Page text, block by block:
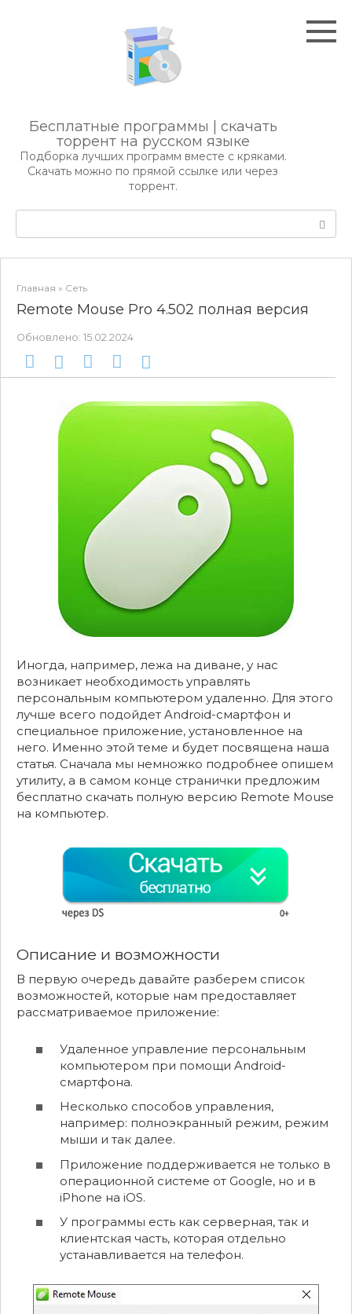
Бесплатные программы | скачать
торрент на русском языке
Подборка лучших программ вместе с кряками.
Скачать можно по прямой ссылке или через
торрент.
Главная » Сеть
Remote Mouse Pro 4.502 полная версия
Обновлено: 15.02.2024
Иногда, например, лежа на диване, у нас
возникает необходимость управлять
персональным компьютером удаленно. Для этого
лучше всего подойдет Android-смартфон и
специальное приложение, установленное на
него. Именно этой теме и будет посвящена наша
статья. Сначала мы немножко подробнее опишем
утилиту, а в самом конце странички предложим
бесплатно скачать полную версию Remote Mouse
на компьютер.
Описание и возможности
В первую очередь давайте разберем список
возможностей, которые нам предоставляет
рассматриваемое приложение:
Удаленное управление персональным
компьютером при помощи Android-
смартфона.
Несколько способов управления,
например: полноэкранный режим, режим
мыши и так далее.
Приложение поддерживается не только в
операционной системе от Google, но и в
iPhone на iOS.
У программы есть как серверная, так и
клиентская часть, которая отдельно
устанавливается на телефон.